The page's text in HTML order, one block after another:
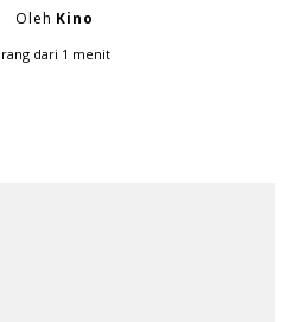
Oleh Kino
dari 1 menit